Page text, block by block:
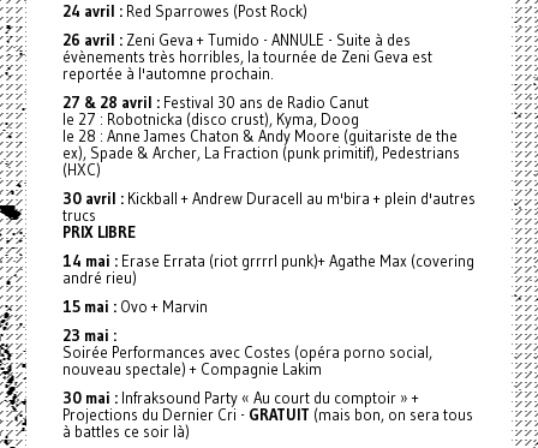
24 avril :Red Sparrowes (Post Rock)
26 avril :Zeni Geva + Tumido - ANNULE - Suite à des
évènements très horribles, la tournée de Zeni Geva est
reportée à l'automne prochain.
27 & 28 avril :Festival 30 ans de Radio Canut
le 27 : Robotnicka (disco crust), Kyma, Doog
le 28 : Anne James Chaton & Andy Moore (guitariste de the
ex), Spade & Archer, La Fraction (punk primitif), Pedestrians
(HXC)
30 avril :Kickball + Andrew Duracell au m'bira + plein d'autres
trucs
PRIX LIBRE
14 mai :Erase Errata (riot grrrrl punk)+ Agathe Max (covering
andré rieu)
15 mai :Ovo + Marvin
23 mai :
Soirée Performances avec Costes (opéra porno social,
nouveau spectale) + Compagnie Lakim
30 mai :Infraksound Party « Au court du comptoir » +
Projections du Dernier Cri - GRATUIT (mais bon, on sera tous
à battles ce soir là)